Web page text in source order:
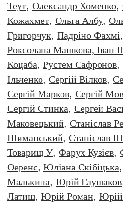
Теут, Олександр Хоменко,
Кожахмет, Ольга Албу,
Григорчук, Падріно Фахмі,
Роксолана Машкова, Іван
Коцаба, Рустем Сафронов,
Ільченко, Сергій Вілков,
Сергій Марков, Сергій
Сергій Стинка, Сергей
Маковецький, Станіслав
Шиманський, Станіслав
Товарищ У, Фарух Кузієв,
Оеренс, Юліана Скібіцька,
Малькина, Юрiй Глушаков,
Латиш, Юрій Роман, Юрій